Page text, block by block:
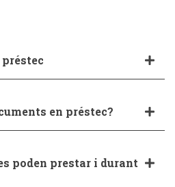
en préstec?
poden prestar i durant